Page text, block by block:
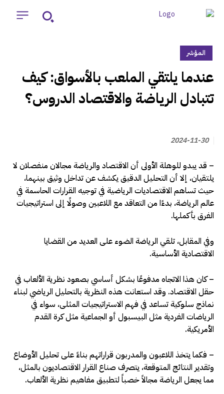
المؤشر
‏عندما يلتقي الملعب بالأسواق: كيف
تتبادل الرياضة والاقتصاد الدروس؟
2024-11-30
– قد يبدو للوهلة الأولى أن الاقتصاد والرياضة مجالان منفصلان لا
يلتقيان، إلا أن التحليل الدقيق يكشف عن تداخل وثيق بينهما،
حيث تساهم الاقتصاديات الرياضية في توجيه القرارات الحاسمة في
عالم الرياضة، بدءًا من التعاقد مع اللاعبين وصولًا إلى استراتيجيات
الفرق بأكملها.
وفي المقابل، تلقي الرياضة الضوء على العديد من القضايا
الاقتصادية الأساسية.
– كان هذا الاتجاه مدفوعًا بشكل أساسي بصعود نظرية الألعاب في
حقل الاقتصاد. وقد استعانت هذه النظرية بالتحليل الرياضي لبناء
نماذج سلوكية تساعد في فهم الاستراتيجيات المثلى، سواء في
الرياضات الفردية مثل البيسبول أو الجماعية مثل كرة القدم
الأمريكية.
– فكما يتخذ اللاعبون والمدربون قراراتهم بناءً على تحليل الأوضاع
وتقدير النتائج المتوقعة، يتصرف صناع القرار الاقتصاديون بالمثل،
مما يجعل الرياضة مجالاً خصباً لتطبيق مفاهيم نظرية الألعاب.